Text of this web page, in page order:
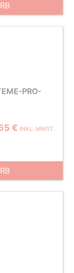
PRO-
€ INKL. MWST.